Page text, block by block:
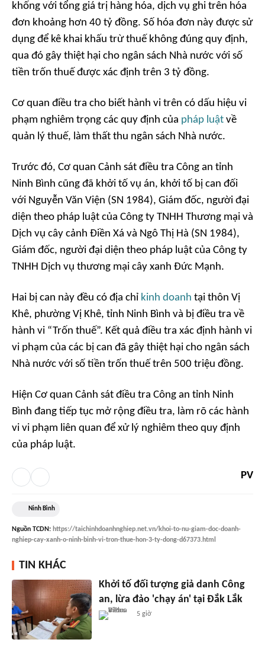
khống với tổng giá trị hàng hóa, dịch vụ ghi trên hóa
đơn khoảng hơn 40 tỷ đồng. Số hóa đơn này được sử
dụng để kê khai khấu trừ thuế không đúng quy định,
qua đó gây thiệt hại cho ngân sách Nhà nước với số
tiền trốn thuế được xác định trên 3 tỷ đồng.
Cơ quan điều tra cho biết hành vi trên có dấu hiệu vi
phạm nghiêm trọng các quy định của pháp luật về
quản lý thuế, làm thất thu ngân sách Nhà nước.
Trước đó, Cơ quan Cảnh sát điều tra Công an tỉnh
Ninh Bình cũng đã khởi tố vụ án, khởi tố bị can đối
với Nguyễn Văn Viện (SN 1984), Giám đốc, người đại
diện theo pháp luật của Công ty TNHH Thương mại và
Dịch vụ cây cảnh Điền Xá và Ngô Thị Hà (SN 1984),
Giám đốc, người đại diện theo pháp luật của Công ty
TNHH Dịch vụ thương mại cây xanh Đức Mạnh.
Hai bị can này đều có địa chỉ kinh doanh tại thôn Vị
Khê, phường Vị Khê, tỉnh Ninh Bình và bị điều tra về
hành vi “Trốn thuế”. Kết quả điều tra xác định hành vi
vi phạm của các bị can đã gây thiệt hại cho ngân sách
Nhà nước với số tiền trốn thuế trên 500 triệu đồng.
Hiện Cơ quan Cảnh sát điều tra Công an tỉnh Ninh
Bình đang tiếp tục mở rộng điều tra, làm rõ các hành
vi vi phạm liên quan để xử lý nghiêm theo quy định
của pháp luật.
PV
Ninh Bình
Nguồn TCDN: https://taichinhdoanhnghiep.net.vn/khoi-to-nu-giam-doc-doanh-
nghiep-cay-xanh-o-ninh-binh-vi-tron-thue-hon-3-ty-dong-d67373.html
TIN KHÁC
Khởi tố đối tượng giả danh Công
an, lừa đảo 'chạy án' tại Đắk Lắk
5 giờ